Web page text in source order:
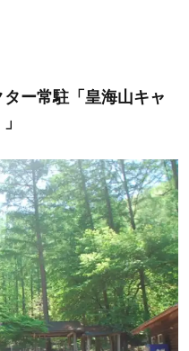
ー常駐「皇海山キャ